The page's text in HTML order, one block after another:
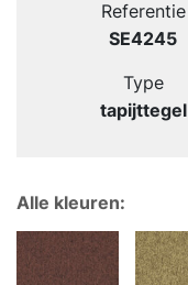
Referentie
SE4245
Type
tapijttegel
Alle kleuren: